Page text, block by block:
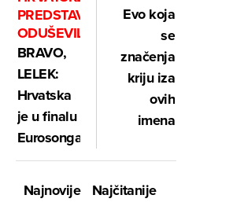
PREDSTAVNICE
ODUŠEVILE
BRAVO,
LELEK:
Hrvatska
je u finalu
Eurosonga!
Evo koja
se
značenja
kriju iza
ovih
imena
Najnovije
Najčitanije